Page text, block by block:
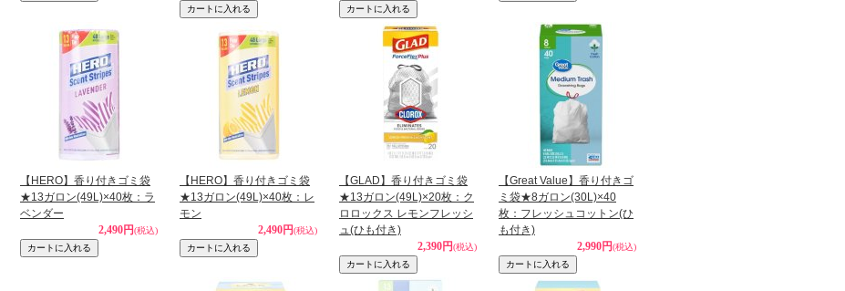
【HERO】香り付きゴミ袋
★13ガロン(49L)×40枚：ラ
ベンダー
2,490円(税込)
【HERO】香り付きゴミ袋
★13ガロン(49L)×40枚：レ
モン
2,490円(税込)
【GLAD】香り付きゴミ袋
★13ガロン(49L)×20枚：ク
ロロックス レモンフレッシ
ュ(ひも付き)
2,390円(税込)
【Great Value】香り付きゴ
ミ袋★8ガロン(30L)×40
枚：フレッシュコットン(ひ
も付き)
2,990円(税込)